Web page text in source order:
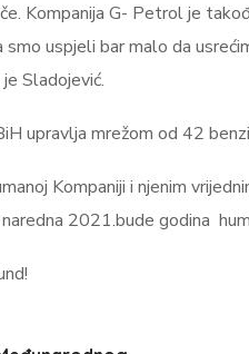
Kompanija G- Petrol je
uspjeli bar malo da
Sladojević.
upravlja mrežom od 42
Kompaniji i njenim
2021.bude godina